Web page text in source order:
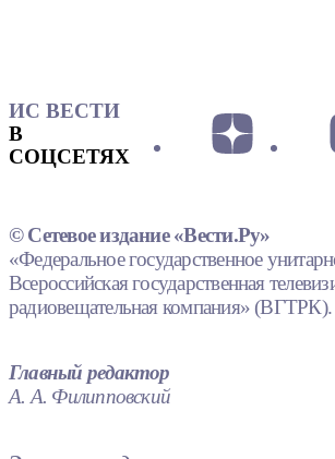
ИС ВЕСТИ
В
СОЦСЕТЯХ
© Сетевое издание «Вести.Ру»
«Федеральное государственное
Всероссийская государственная
радиовещательная компания» (ВГТРК).
Главный редактор
А. А. Филипповский